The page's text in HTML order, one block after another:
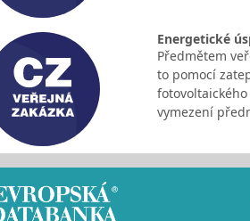
Energetické
Předmětem
to pomocí
vymezení